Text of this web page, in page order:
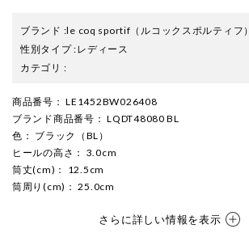
ブランド :le coq sportif （ルコックスポルティフ）
性別タイプ:レディース
カテゴリ :
商品番号 ： LE1452BW026408
ブランド商品番号 ： LQDT48080 BL
色 ： ブラック（BL）
ヒールの高さ ： 3.0cm
筒丈(cm) ： 12.5cm
筒周り(cm) ： 25.0cm
さらに詳しい情報を表示